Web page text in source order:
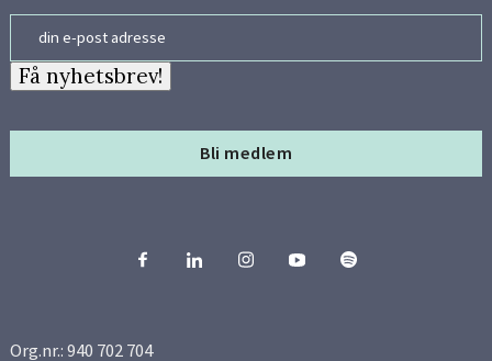
Side 13
Side 15
Bli medlem
Få nyhetsbrev!
Org.nr.: 940 702 704